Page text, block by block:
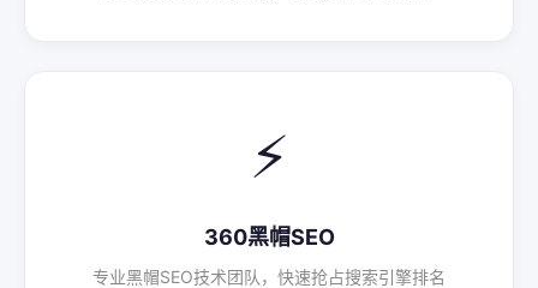
⚡
360黑帽SEO
专业黑帽SEO技术团队，快速抢占搜索引擎排名